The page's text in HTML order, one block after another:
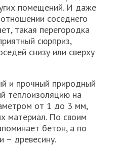
помещений. И даже
соседнего
такая перегородка
сюрприз,
снизу или сверху
и прочный природный
теплоизоляцию на
от 1 до 3 мм,
материал. По своим
бетон, а по
– древесину.